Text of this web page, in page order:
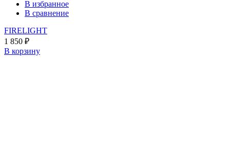
В избранное
В сравнение
FIRELIGHT
1 850 ₽
В корзину